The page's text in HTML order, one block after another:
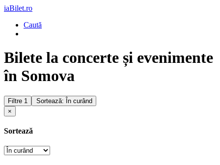
iaBilet.ro
Caută
Bilete la concerte și evenimente
în Somova
Filtre 1
Sortează: În curând
×
Sortează